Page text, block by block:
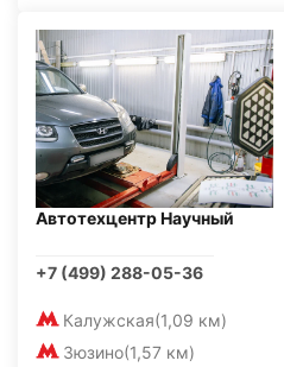
Автотехцентр Научный
+7 (499) 288-05-36
Калужская(1,09 км)
Зюзино(1,57 км)